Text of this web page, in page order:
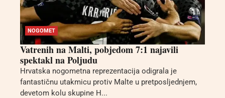
NOGOMET
Vatrenih na Malti, pobjedom 7:1 najavili
spektakl na Poljudu
Hrvatska nogometna reprezentacija odigrala je
fantastičnu utakmicu protiv Malte u pretposljednjem,
devetom kolu skupine H...